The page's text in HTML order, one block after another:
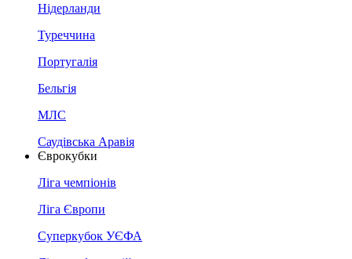
Нідерланди
Туреччина
Португалія
Бельгія
МЛС
Саудівська Аравія
Єврокубки
Ліга чемпіонів
Ліга Європи
Суперкубок УЄФА